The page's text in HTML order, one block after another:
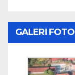
GALERI FOTO